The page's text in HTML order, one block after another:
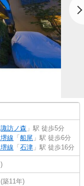
諏訪ノ森 」駅 徒歩5分
線 「 船尾 」駅 徒歩6分
線 「 石津 」駅 徒歩16分
築11年)